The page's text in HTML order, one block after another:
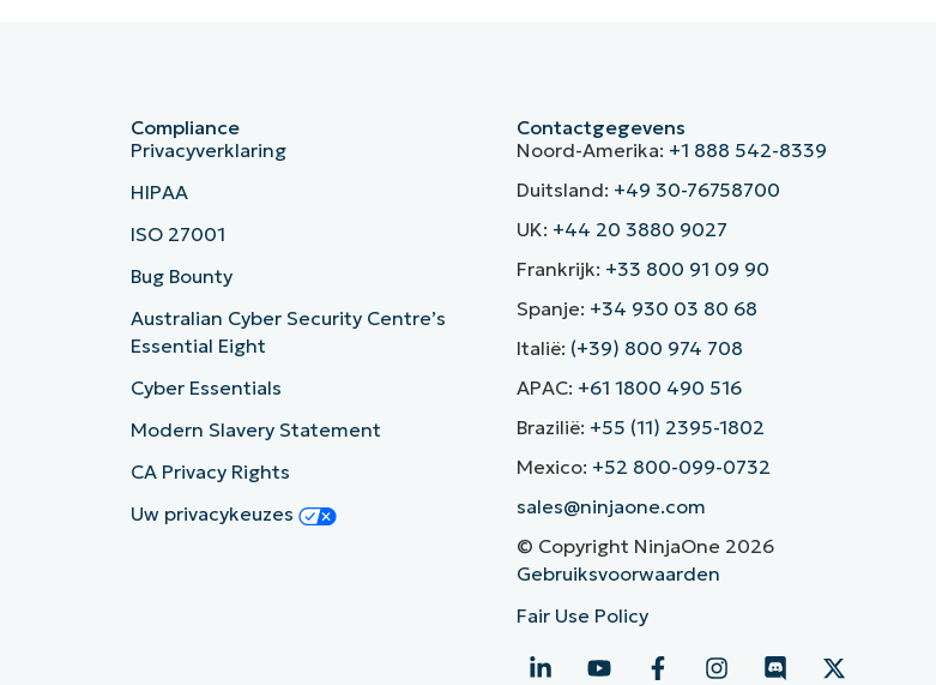
Compliance
Privacyverklaring
HIPAA
ISO 27001
Bug Bounty
Australian Cyber Security Centre’s
Essential Eight
Cyber Essentials
Modern Slavery Statement
CA Privacy Rights
Uw privacykeuzes
Contactgegevens
Noord-Amerika: +1 888 542-8339
Duitsland: +49 30-76758700
UK: +44 20 3880 9027
Frankrijk: +33 800 91 09 90
Spanje: +34 930 03 80 68
Italië: (+39) 800 974 708
APAC: +61 1800 490 516
Brazilië: +55 (11) 2395-1802
Mexico: +52 800-099-0732
sales@ninjaone.com
© Copyright NinjaOne 2026
Gebruiksvoorwaarden
Fair Use Policy